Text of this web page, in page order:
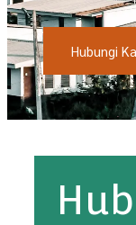
Hubungi